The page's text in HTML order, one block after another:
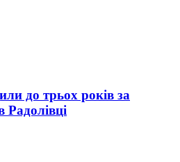
до трьох років за